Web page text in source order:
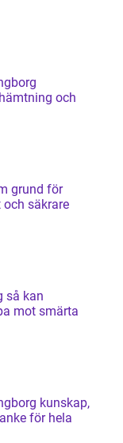
och
grund för
säkrare
mot smärta
för hela